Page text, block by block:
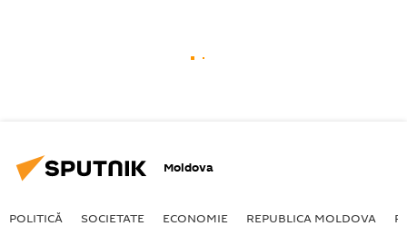
Moldova
POLITICĂ SOCIETATE ECONOMIE REPUBLICA MOLDOVA